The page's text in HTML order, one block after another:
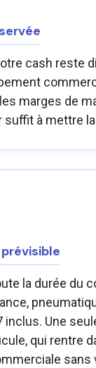
cash reste
marges de
suffit à mettre
la durée du
Une
qui rentre
sans